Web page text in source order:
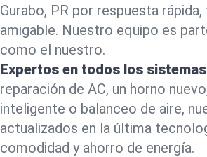
Gurabo, PR por respuesta
amigable. Nuestro equipo es
como el nuestro.
Expertos en todos los sistemas
reparación de AC, un horno
inteligente o balanceo de aire,
actualizados en la última
comodidad y ahorro de energía.